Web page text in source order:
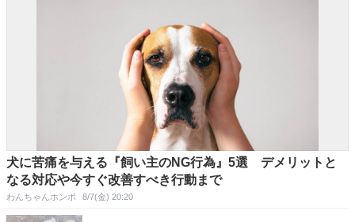
犬に苦痛を与える『飼い主のNG行為』5選 デメリットと
なる対応や今すぐ改善すべき行動まで
わんちゃんホンポ 8/7(金) 20:20